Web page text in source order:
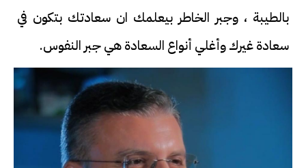
بالطيبة ، وجبر الخاطر بيعلمك ان سعادتك بتكون في
سعادة غيرك وأغلي أنواع السعادة هي جبر النفوس.